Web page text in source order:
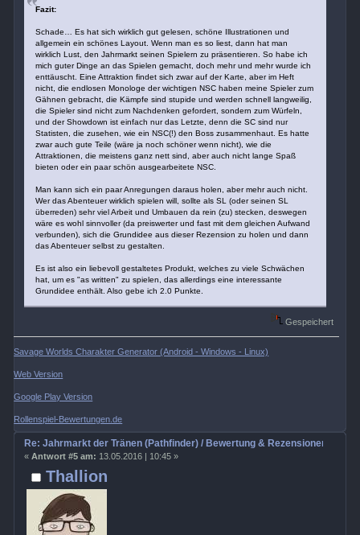
Fazit:
Schade… Es hat sich wirklich gut gelesen, schöne Illustrationen und
allgemein ein schönes Layout. Wenn man es so liest, dann hat man
wirklich Lust, den Jahrmarkt seinen Spielern zu präsentieren. So habe ich
mich guter Dinge an das Spielen gemacht, doch mehr und mehr wurde ich
enttäuscht. Eine Attraktion findet sich zwar auf der Karte, aber im Heft
nicht, die endlosen Monologe der wichtigen NSC haben meine Spieler zum
Gähnen gebracht, die Kämpfe sind stupide und werden schnell langweilig,
die Spieler sind nicht zum Nachdenken gefordert, sondern zum Würfeln,
und der Showdown ist einfach nur das Letzte, denn die SC sind nur
Statisten, die zusehen, wie ein NSC(!) den Boss zusammenhaut. Es hatte
zwar auch gute Teile (wäre ja noch schöner wenn nicht), wie die
Attraktionen, die meistens ganz nett sind, aber auch nicht lange Spaß
bieten oder ein paar schön ausgearbeitete NSC.
Man kann sich ein paar Anregungen daraus holen, aber mehr auch nicht.
Wer das Abenteuer wirklich spielen will, sollte als SL (oder seinen SL
überreden) sehr viel Arbeit und Umbauen da rein (zu) stecken, deswegen
wäre es wohl sinnvoller (da preiswerter und fast mit dem gleichen Aufwand
verbunden), sich die Grundidee aus dieser Rezension zu holen und dann
das Abenteuer selbst zu gestalten.
Es ist also ein liebevoll gestaltetes Produkt, welches zu viele Schwächen
hat, um es "as written" zu spielen, das allerdings eine interessante
Grundidee enthält. Also gebe ich 2.0 Punkte.
Gespeichert
Savage Worlds Charakter Generator (Android - Windows - Linux)
Web Version
Google Play Version
Rollenspiel-Bewertungen.de
Thallion
Re: Jahrmarkt der Tränen (Pathfinder) / Bewertung & Rezensionen
« Antwort #5 am: 13.05.2016 | 10:45 »